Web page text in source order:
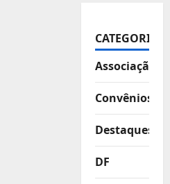
CATEGORIAS
Associação
Convênios
Destaques
DF